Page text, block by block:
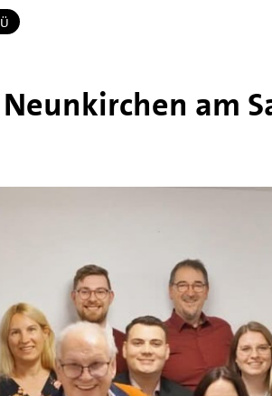
Neunkirchen am